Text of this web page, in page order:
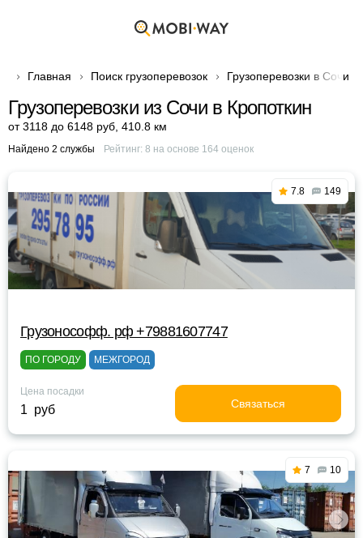
Главная Поиск грузоперевозок Грузоперевозки в Сочи
Грузоперевозки из Сочи в Кропоткин
от 3118 до 6148 руб 410.8 км
Найдено 2 службы Рейтинг: 8 на основе 164оценок
7.8 149
Грузонософф. рф +79881607747
ПО ГОРОДУ МЕЖГОРОД
Цена посадки
1 руб Связаться
7 10